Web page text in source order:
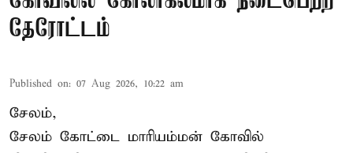
தேரோட்டம்
Published on: 07 Aug 2026, 10:22 am
சேலம்,
சேலம் கோட்டை மாரியம்மன் கோவில்